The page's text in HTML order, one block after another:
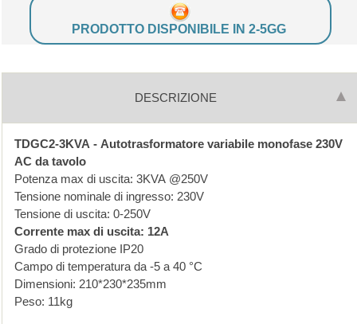
PRODOTTO DISPONIBILE IN 2-5GG
DESCRIZIONE
TDGC2-3KVA - Autotrasformatore variabile monofase230V
AC da tavolo
Potenza max di uscita: 3KVA @250V
Tensione nominale di ingresso: 230V
Tensione di uscita: 0-250V
Corrente max di uscita: 12A
Grado di protezione IP20
Campo di temperatura da -5 a 40 °C
Dimensioni: 210*230*235mm
Peso: 11kg